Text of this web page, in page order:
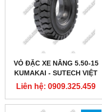
VỎ ĐẶC XE NÂNG 5.50-15
KUMAKAI - SUTECH VIỆT
NAM
Liên hệ: 0909.325.459